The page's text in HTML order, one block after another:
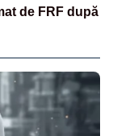
de FRF după